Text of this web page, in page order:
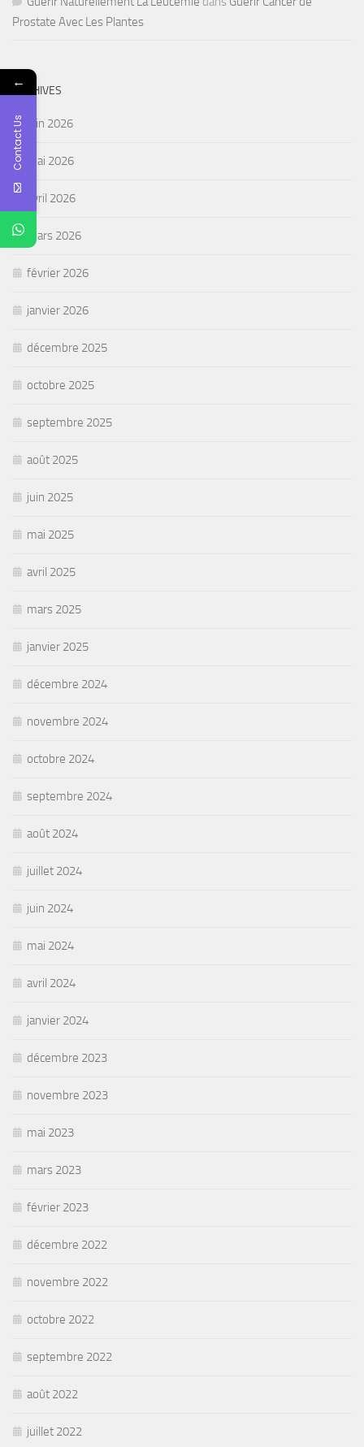
Prostate Avec Les Plantes
ARCHIVES
juin 2026
mai 2026
avril 2026
mars 2026
février 2026
janvier 2026
décembre 2025
octobre 2025
septembre 2025
août 2025
juin 2025
mai 2025
avril 2025
mars 2025
janvier 2025
décembre 2024
novembre 2024
octobre 2024
septembre 2024
août 2024
juillet 2024
juin 2024
mai 2024
avril 2024
janvier 2024
décembre 2023
novembre 2023
mai 2023
mars 2023
février 2023
décembre 2022
novembre 2022
octobre 2022
septembre 2022
août 2022
juillet 2022
←
Contact Us